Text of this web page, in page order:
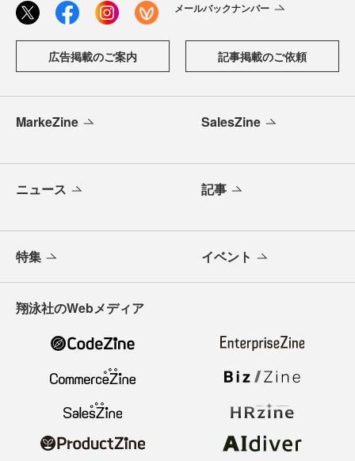
メールバックナンバー
広告掲載のご案内 記事掲載のご依頼
MarkeZine SalesZine
ニュース 記事
特集 イベント
翔泳社のWebメディア